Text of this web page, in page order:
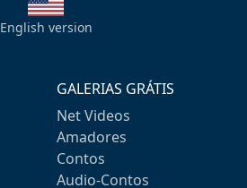
English version
GALERIAS GRÁTIS
Net Videos
Amadores
Contos
Audio-Contos